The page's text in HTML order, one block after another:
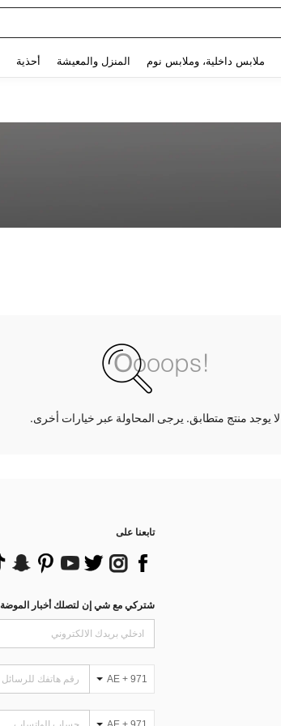
ملابس داخلية، وملابس نوم المنزل والمعيشة أحذية
لا يوجد منتج متطابق. يرجى المحاولة عبر خيارات أخرى.
تابعنا على
شتركي مع شي إن لتصلك أخبار الموضة
AE + 971